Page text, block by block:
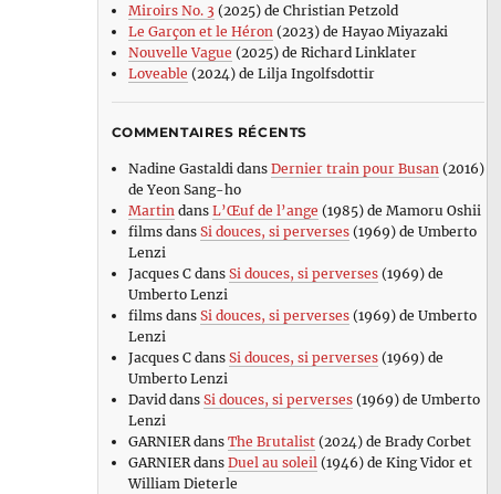
Miroirs No. 3 (2025) de Christian Petzold
Le Garçon et le Héron(2023) de Hayao Miyazaki
Nouvelle Vague (2025) de Richard Linklater
Loveable (2024) de Lilja Ingolfsdottir
COMMENTAIRES RÉCENTS
Nadine Gastaldi dans Dernier train pour Busan (2016)
de Yeon Sang-ho
Martin dans L’Œuf de l’ange (1985) de Mamoru Oshii
filmsdans Si douces, si perverses(1969) de Umberto
Lenzi
Jacques Cdans Si douces, si perverses(1969) de
Umberto Lenzi
filmsdans Si douces, si perverses(1969) de Umberto
Lenzi
Jacques Cdans Si douces, si perverses(1969) de
Umberto Lenzi
David dans Si douces, si perverses(1969) de Umberto
Lenzi
GARNIERdans The Brutalist(2024) de Brady Corbet
GARNIERdans Duel au soleil (1946) de King Vidor et
William Dieterle